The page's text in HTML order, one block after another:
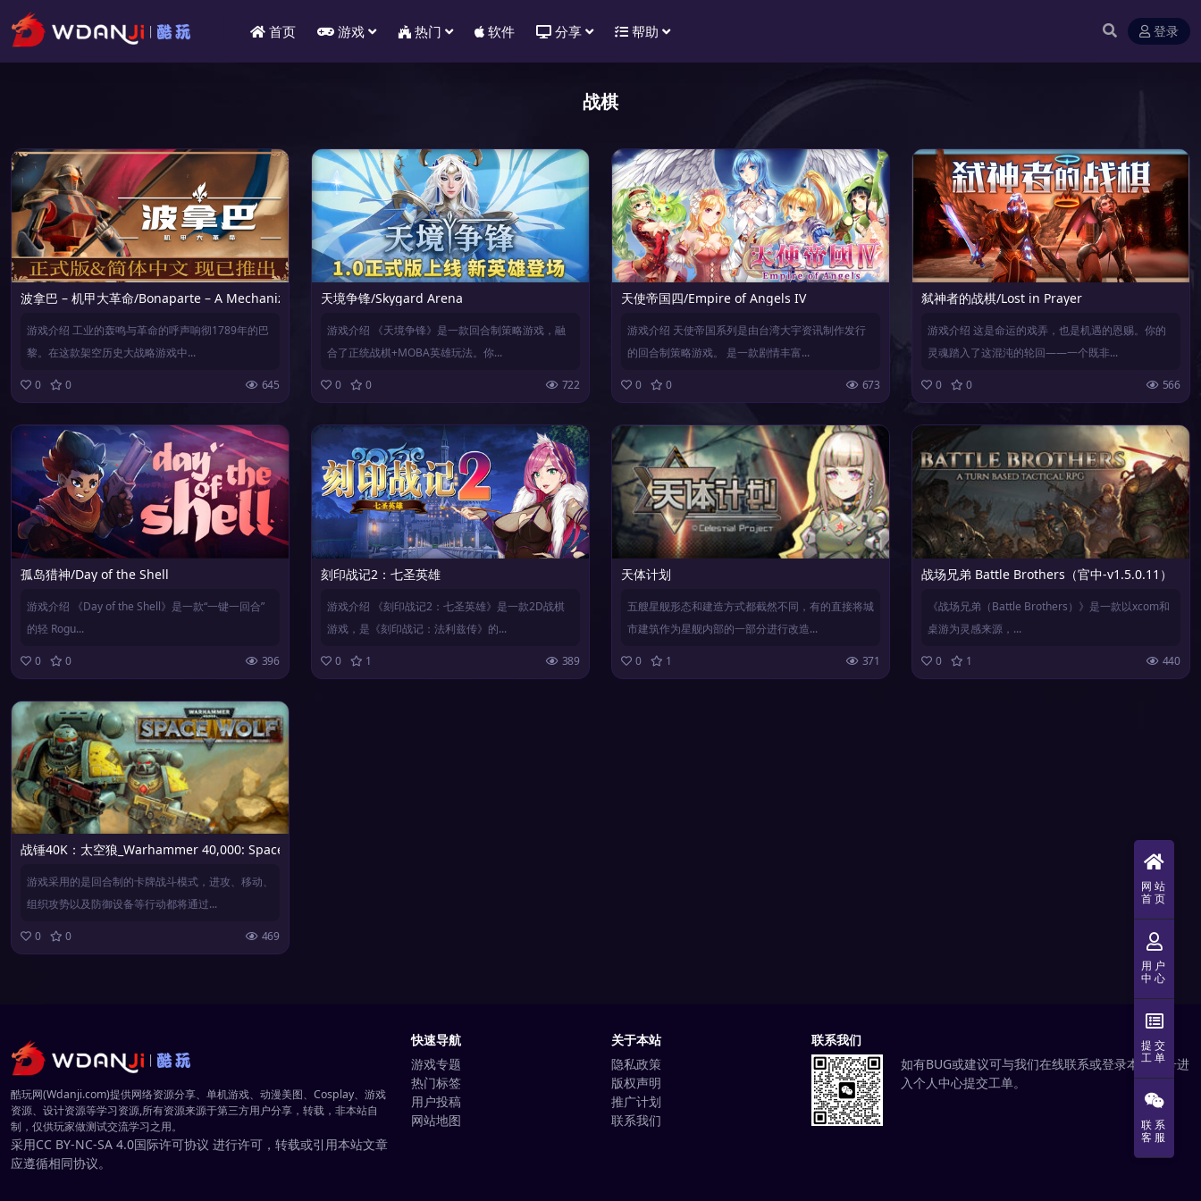
首页 游戏 热门 软件 分享 帮助 登录
战棋
波拿巴 – 机甲大革命/Bonaparte – A Mechanized Revolution
游戏介绍 工业的轰鸣与革命的呼声响彻1789年的巴
黎。在这款架空历史大战略游戏中...
0 0 645
天境争锋/Skygard Arena
游戏介绍 《天境争锋》是一款回合制策略游戏，融
合了正统战棋+MOBA英雄玩法。你...
0 0 722
天使帝国四/Empire of Angels IV
游戏介绍 天使帝国系列是由台湾大宇资讯制作发行
的回合制策略游戏。 是一款剧情丰富...
0 0 673
弑神者的战棋/Lost in Prayer
游戏介绍 这是命运的戏弄，也是机遇的恩赐。你的
灵魂踏入了这混沌的轮回——一个既非...
0 0 566
孤岛猎神/Day of the Shell
游戏介绍 《Day of the Shell》是一款“一键一回合”
的轻 Rogu...
0 0 396
刻印战记2：七圣英雄
游戏介绍 《刻印战记2：七圣英雄》是一款2D战棋
游戏，是《刻印战记：法利兹传》的...
0 1 389
天体计划
五艘星舰形态和建造方式都截然不同，有的直接将城
市建筑作为星舰内部的一部分进行改造...
0 1 371
战场兄弟 Battle Brothers（官中-v1.5.0.11）
《战场兄弟（Battle Brothers）》是一款以xcom和
桌游为灵感来源，...
0 1 440
战锤40K：太空狼_Warhammer 40,000: Space Wolf
游戏采用的是回合制的卡牌战斗模式，进攻、移动、
组织攻势以及防御设备等行动都将通过...
0 0 469
酷玩网(Wdanji.com)提供网络资源分享、单机游戏、动漫美图、Cosplay、游戏
资源、设计资源等学习资源,所有资源来源于第三方用户分享，转载，非本站自
制，仅供玩家做测试交流学习之用。
采用CC BY-NC-SA 4.0国际许可协议 进行许可，转载或引用本站文章
应遵循相同协议。
快速导航
游戏专题
热门标签
用户投稿
网站地图
关于本站
隐私政策
版权声明
推广计划
联系我们
联系我们
如有BUG或建议可与我们在线联系或登录本站账号进
入个人中心提交工单。
网站
首页
用户
中心
提交
工单
联系
客服